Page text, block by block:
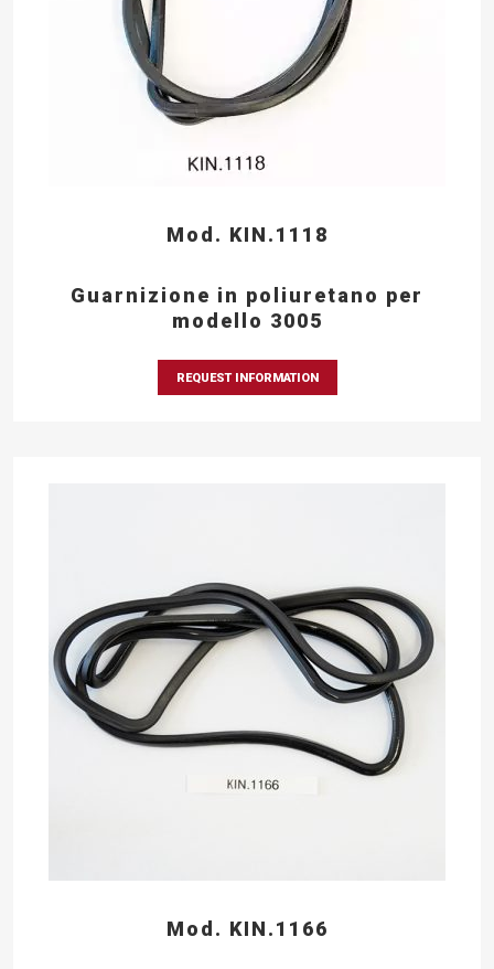
Mod. KIN.1118
Guarnizione in poliuretano per
modello 3005
REQUEST INFORMATION
Mod. KIN.1166